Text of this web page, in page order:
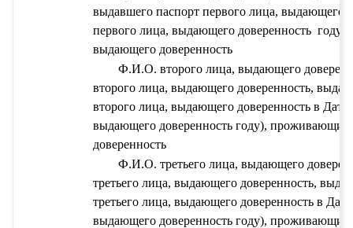
выдавшего паспорт первого лица, выдающего
первого лица, выдающего доверенность
выдающего доверенность
Ф.И.О. второго лица, выдающего
второго лица, выдающего доверенность, выдан
второго лица, выдающего доверенность в Дата
выдающего доверенность году),
доверенность
Ф.И.О. третьего лица, выдающего
третьего лица, выдающего доверенность,
третьего лица, выдающего доверенность в
выдающего доверенность году),